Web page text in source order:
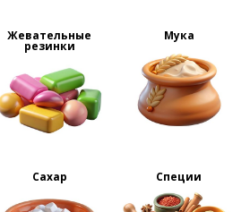
Жевательные
резинки
Мука
Сахар Специи